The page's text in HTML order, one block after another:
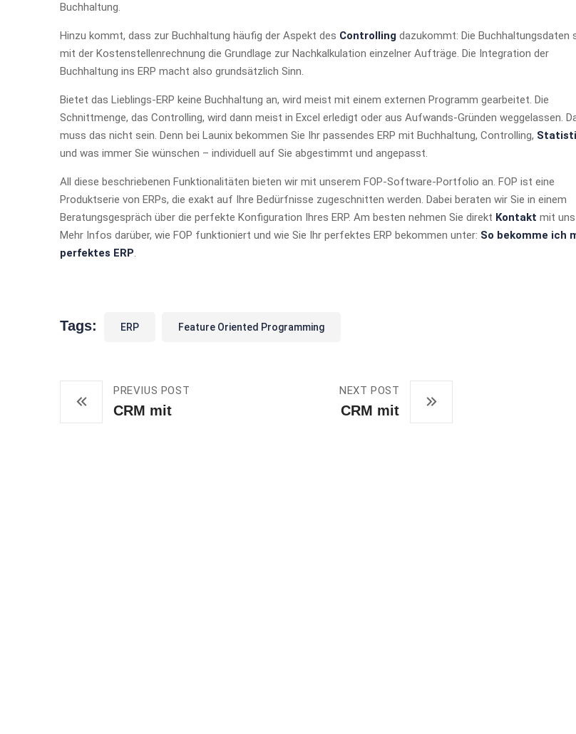
Buchhaltung.
Hinzu kommt, dass zur Buchhaltung häufig der Aspekt des Controlling dazukommt: Die Buchhaltungsdaten
mit der Kostenstellenrechnung die Grundlage zur Nachkalkulation einzelner Aufträge. Die Integration der
Buchhaltung ins ERP macht also grundsätzlich Sinn.
Bietet das Lieblings-ERP keine Buchhaltung an, wird meist mit einem externen Programm gearbeitet. Die
Schnittmenge, das Controlling, wird dann meist in Excel erledigt oder aus Aufwands-Gründen weggelassen.
muss das nicht sein. Denn bei Launix bekommen Sie Ihr passendes ERP mit Buchhaltung, Controlling,
und was immer Sie wünschen – individuell auf Sie abgestimmt und angepasst.
All diese beschriebenen Funktionalitäten bieten wir mit unserem FOP-Software-Portfolio an. FOP ist eine
Produktserie von ERPs, die exakt auf Ihre Bedürfnisse zugeschnitten werden. Dabei beraten wir Sie in einem
Beratungsgespräch über die perfekte Konfiguration Ihres ERP. Am besten nehmen Sie direkt Kontakt mit
Mehr Infos darüber, wie FOP funktioniert und wie Sie Ihr perfektes ERP bekommen unter: So bekomme ich
perfektes ERP.
Tags: ERP Feature Oriented Programming
PREVIUS POST
CRM mit
NEXT POST
CRM mit